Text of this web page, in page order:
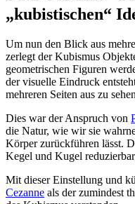
„kubistischen“
Um nun den Blick aus
zerlegt der Kubismus
geometrischen Figuren
der visuelle Eindruck
mehreren Seiten aus zu
Dies war der Anspruch von
die Natur, wie wir sie
Körper zurückführen lässt.
Kegel und Kugel
Mit dieser Einstellung und
Cezanne als der zumindest